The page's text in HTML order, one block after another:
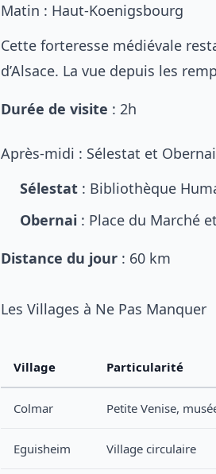
Matin : Haut-Koenigsbourg
Cette forteresse médiévale
d’Alsace. La vue depuis les
Durée de visite : 2h
Après-midi : Sélestat et Obernai
Sélestat : Bibliothèque
Obernai : Place du Marché
Distance du jour : 60 km
Les Villages à Ne Pas Manquer
Village Particularité
Colmar Petite Venise,
Eguisheim Village circulaire